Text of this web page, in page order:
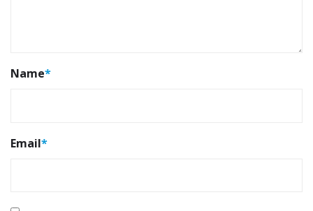
Name*
Email*